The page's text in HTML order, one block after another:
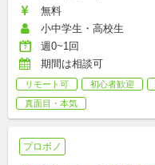
無料
小中学生・高校生
週0~1回
期間は相談可
リモート可 初心者歓迎
真面目・本気
プロボノ